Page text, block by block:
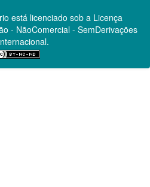
está licenciado sob a Licença
- NãoComercial - SemDerivações